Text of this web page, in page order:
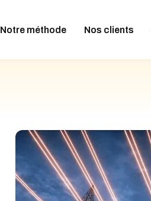
Notre méthode Nos clients